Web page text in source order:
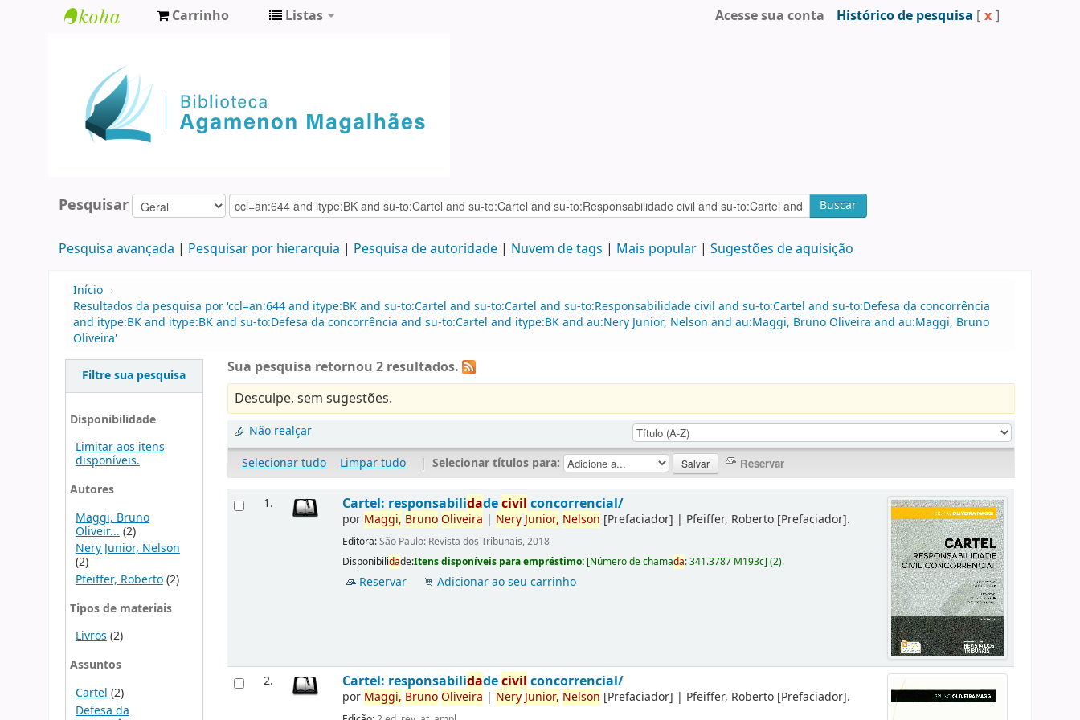
Agamenon
Magalhães
Carrinho Listas Acesse sua conta Histórico de pesquisa [ x ]
Pesquisar Buscar
Pesquisa avançada Pesquisar por hierarquia Pesquisa de autoridade Nuvem de tags Mais popular Sugestões de aquisição
Início ›
Resultados da pesquisa por 'ccl=an:644 and itype:BK and su-to:Cartel and su-to:Cartel and su-to:Responsabilidade civil and su-to:Cartel and su-to:Defesa da concorrência
and itype:BK and itype:BK and su-to:Defesa da concorrência and su-to:Cartel and itype:BK and au:Nery Junior, Nelson and au:Maggi, Bruno Oliveira and au:Maggi, Bruno
Oliveira'
Filtre sua pesquisa
Disponibilidade
Limitar aos itens
disponíveis.
Autores
Maggi, Bruno
Oliveir... (2)
Nery Junior, Nelson
(2)
Pfeiffer, Roberto(2)
Tipos de materiais
Livros(2)
Assuntos
Cartel (2)
Defesa da
Sua pesquisa retornou 2 resultados.
Desculpe, sem sugestões.
Não realçar
Selecionar tudo
Limpar tudo | Selecionar títulos para:
1. Cartel: responsabilidadecivil concorrencial/
por Maggi, BrunoOliveira | NeryJunior, Nelson [Prefaciador] | Pfeiffer, Roberto [Prefaciador].
Editora:São Paulo: Revista dos Tribunais, 2018
Disponibilidade:Itens disponíveis para empréstimo: [Número de chamada:341.3787 M193c](2).
Reservar Adicionar ao seu carrinho
2. Cartel: responsabilidadecivil concorrencial/
por Maggi, BrunoOliveira | NeryJunior, Nelson [Prefaciador] | Pfeiffer, Roberto [Prefaciador].